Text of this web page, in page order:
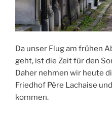
Da unser Flug am frühen
geht, ist die Zeit für den
Daher nehmen wir heute
Friedhof Père Lachaise
kommen.